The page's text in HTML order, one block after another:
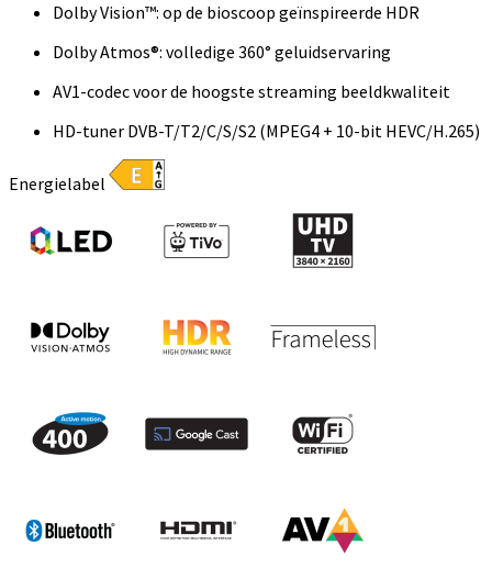
Dolby Vision™: op de bioscoop geïnspireerde HDR
Dolby Atmos®: volledige 360° geluidservaring
AV1-codec voor de hoogste streaming beeldkwaliteit
HD-tuner DVB-T/T2/C/S/S2 (MPEG4 + 10-bit HEVC/H.265)
Energielabel